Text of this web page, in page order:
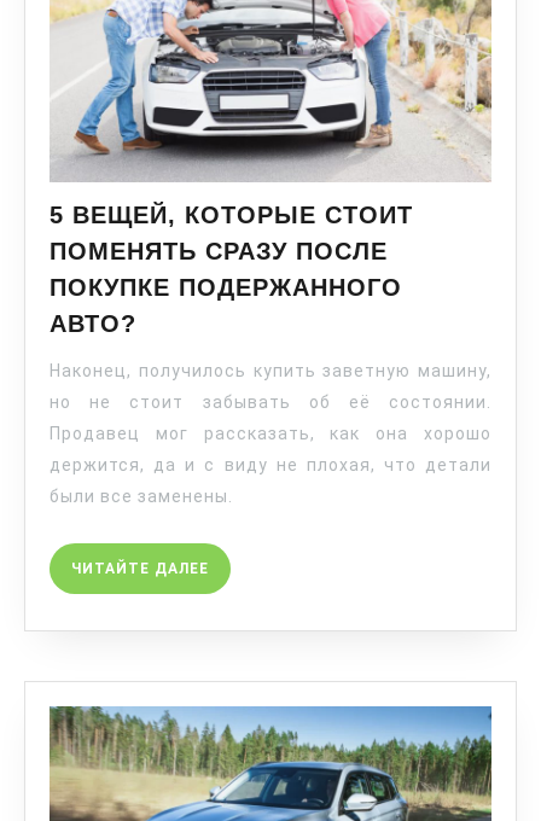
5 ВЕЩЕЙ, КОТОРЫЕ СТОИТ
ПОМЕНЯТЬ СРАЗУ ПОСЛЕ
ПОКУПКЕ ПОДЕРЖАННОГО
АВТО?
Наконец, получилось купить заветную машину,
но не стоит забывать об её состоянии.
Продавец мог рассказать, как она хорошо
держится, да и с виду не плохая, что детали
были все заменены.
ЧИТАЙТЕ ДАЛЕЕ